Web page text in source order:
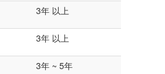
3年 以上
3年 以上
3年 ~ 5年